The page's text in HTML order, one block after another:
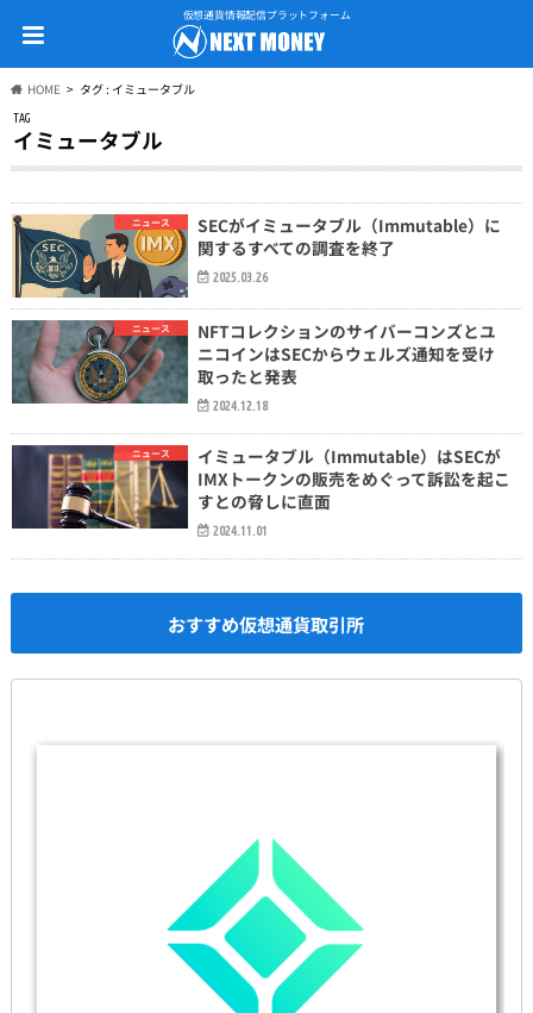
仮想通貨情報配信プラットフォーム
HOME タグ : イミュータブル
TAG
イミュータブル
ニュース
SECがイミュータブル（Immutable）に
関するすべての調査を終了
2025.03.26
ニュース
NFTコレクションのサイバーコンズとユ
ニコインはSECからウェルズ通知を受け
取ったと発表
2024.12.18
ニュース
イミュータブル（Immutable）はSECが
IMXトークンの販売をめぐって訴訟を起こ
すとの脅しに直面
2024.11.01
おすすめ仮想通貨取引所